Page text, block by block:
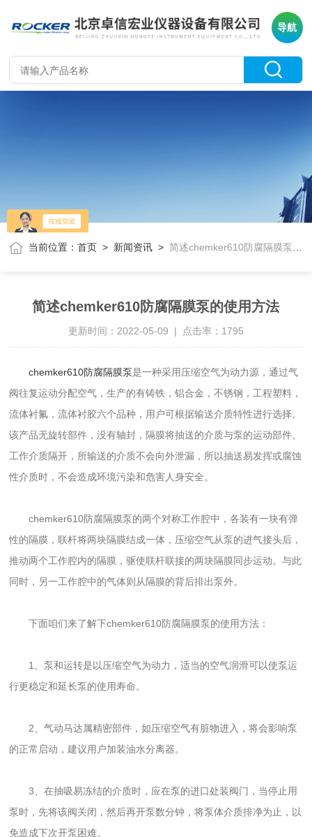
导航
当前位置：首页 > 新闻资讯 >简述chemker610防腐隔膜泵的使用方法
简述chemker610防腐隔膜泵的使用方法
更新时间：2022-05-09 | 点击率：1795
chemker610防腐隔膜泵是一种采用压缩空气为动力源，通过气
阀往复运动分配空气，生产的有铸铁，铝合金，不锈钢，工程塑料，
流体衬氟，流体衬胶六个品种，用户可根据输送介质特性进行选择。
该产品无旋转部件，没有轴封，隔膜将抽送的介质与泵的运动部件、
工作介质隔开，所输送的介质不会向外泄漏，所以抽送易发挥或腐蚀
性介质时，不会造成环境污染和危害人身安全。
chemker610防腐隔膜泵的两个对称工作腔中，各装有一块有弹
性的隔膜，联杆将两块隔膜结成一体，压缩空气从泵的进气接头后，
推动两个工作腔内的隔膜，驱使联杆联接的两块隔膜同步运动。与此
同时，另一工作腔中的气体则从隔膜的背后排出泵外。
下面咱们来了解下chemker610防腐隔膜泵的使用方法：
1、泵和运转是以压缩空气为动力，适当的空气润滑可以使泵运
行更稳定和延长泵的使用寿命。
2、气动马达属精密部件，如压缩空气有脏物进入，将会影响泵
的正常启动，建议用户加装油水分离器。
3、在抽吸易冻结的介质时，应在泵的进口处装阀门，当停止用
泵时，先将该阀关闭，然后再开泵数分钟，将泵体介质排净为止，以
免造成下次开泵困难。